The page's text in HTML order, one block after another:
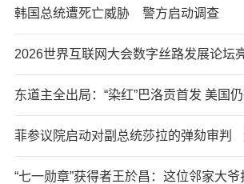
韩国总统遭死亡威胁 警方启动调查
2026世界互联网大会数字丝路发展论坛
东道主全出局：“染红”巴洛贡首发 美国
菲参议院启动对副总统莎拉的弹劾审判
“七一勋章”获得者王於昌：这位邻家大